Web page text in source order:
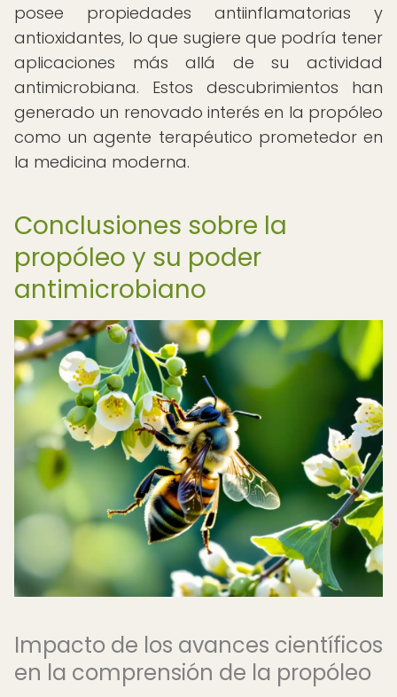
posee propiedades antiinflamatorias y
antioxidantes, lo que sugiere que podría tener
aplicaciones más allá de su actividad
antimicrobiana. Estos descubrimientos han
generado un renovado interés en la propóleo
como un agente terapéutico prometedor en
la medicina moderna.
Conclusiones sobre la
propóleo y su poder
antimicrobiano
Impacto de los avances científicos
en la comprensión de la propóleo